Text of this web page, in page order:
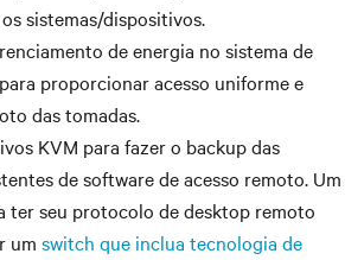
sistemas/dispositivos.
de energia no sistema de
proporcionar acesso uniforme e
das tomadas.
KVM para fazer o backup das
de software de acesso remoto. Um
ter seu protocolo de desktop remoto
um switch que inclua tecnologia de